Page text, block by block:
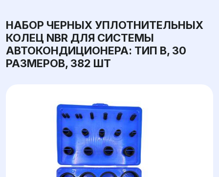
НАБОР ЧЕРНЫХ УПЛОТНИТЕЛЬНЫХ
КОЛЕЦ NBR ДЛЯ СИСТЕМЫ
АВТОКОНДИЦИОНЕРА: ТИП B, 30
РАЗМЕРОВ, 382 ШТ